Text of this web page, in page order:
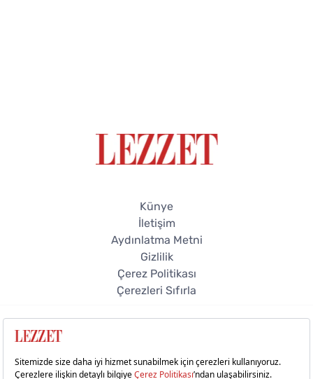
Künye
İletişim
Aydınlatma Metni
Gizlilik
Çerez Politikası
Çerezleri Sıfırla